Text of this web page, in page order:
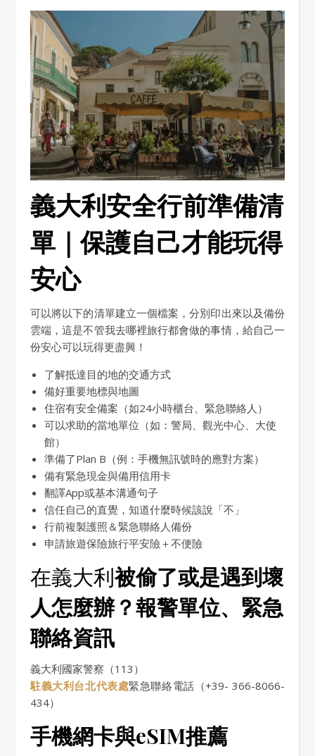
義大利安全行前準備清
單｜保護自己才能玩得
安心
可以將以下的清單建立一個檔案，分別印出來以及備份
雲端，這是不管我去哪裡旅行都會做的事情，給自己一
份安心可以玩得更盡興！
了解抵達目的地的交通方式
備好重要地標與地圖
住宿有安全備案（如24小時櫃台、緊急聯絡人）
可以求助的當地單位（如：警局、觀光中心、大使
館）
準備了Plan B（例：手機無訊號時的應對方案）
備有緊急現金與備用信用卡
翻譯App或基本溝通句子
信任自己的直覺，知道什麼時候該說「不」
行前複製護照＆緊急聯絡人備份
申請旅遊保險旅行平安險＋不便險
在義大利被偷了或是遇到壞
人怎麼辦？報警單位、緊急
聯絡資訊
義大利國家警察（113）
駐義大利台北代表處緊急聯絡電話（+39- 366-8066-
434）
手機網卡與eSIM推薦